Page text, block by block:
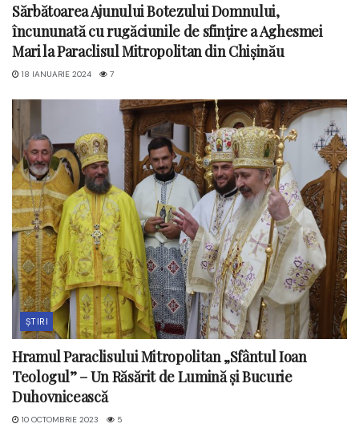
Sărbătoarea Ajunului Botezului Domnului,
încununată cu rugăciunile de sfințire a Aghesmei
Mari la Paraclisul Mitropolitan din Chișinău
18 IANUARIE 2024 7
ȘTIRI
Hramul Paraclisului Mitropolitan „Sfântul Ioan
Teologul” – Un Răsărit de Lumină și Bucurie
Duhovnicească
10 OCTOMBRIE 2023 5